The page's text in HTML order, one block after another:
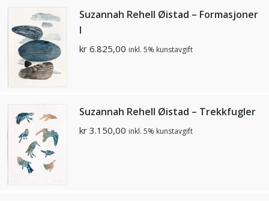
Suzannah Rehell Øistad – Formasjoner
I
kr 6.825,00 inkl. 5% kunstavgift
Suzannah Rehell Øistad – Trekkfugler
kr 3.150,00 inkl. 5% kunstavgift